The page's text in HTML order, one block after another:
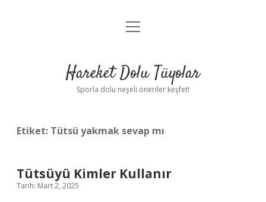
Anasayfa
Yasal Uyarı
menüyü
Hareket Dolu Tüyolar
Sporla dolu neşeli öneriler keşfet!
Etiket: Tütsü yakmak sevap mı
Tütsüyü Kimler Kullanır
Tarih: Mart 2, 2025